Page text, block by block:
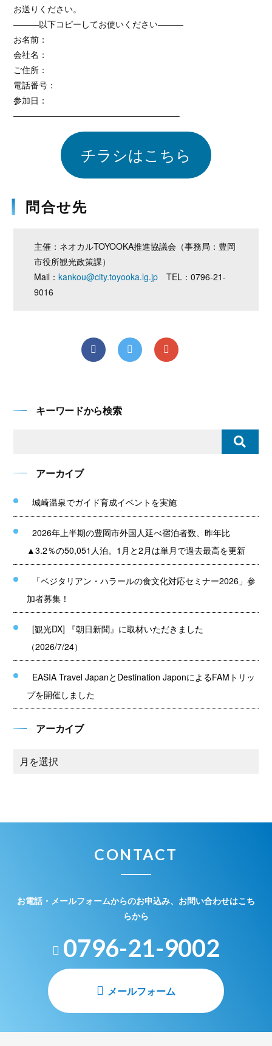
お送りください。
———以下コピーしてお使いください———
お名前：
会社名：
ご住所：
電話番号：
参加日：
———————————————————–
チラシはこちら
問合せ先
主催：ネオカルTOYOOKA推進協議会（事務局：豊岡
市役所観光政策課）
Mail： kankou@city.toyooka.lg.jpTEL：0796-21-
9016
キーワードから検索
アーカイブ
城崎温泉でガイド育成イベントを実施
2026年上半期の豊岡市外国人延べ宿泊者数、昨年比
▲3.2％の50,051人泊。1月と2月は単月で過去最高を更新
「ベジタリアン・ハラールの食文化対応セミナー2026」参
加者募集！
[観光DX] 『朝日新聞』に取材いただきました
（2026/7/24）
EASIA Travel JapanとDestination JaponによるFAMトリッ
プを開催しました
アーカイブ
CONTACT
お電話・メールフォームからのお申込み、お問い合わせはこち
らから
0796-21-9002
メールフォーム